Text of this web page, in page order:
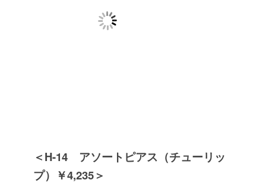
＜H-14 アソートピアス（チューリッ
プ）￥4,235＞